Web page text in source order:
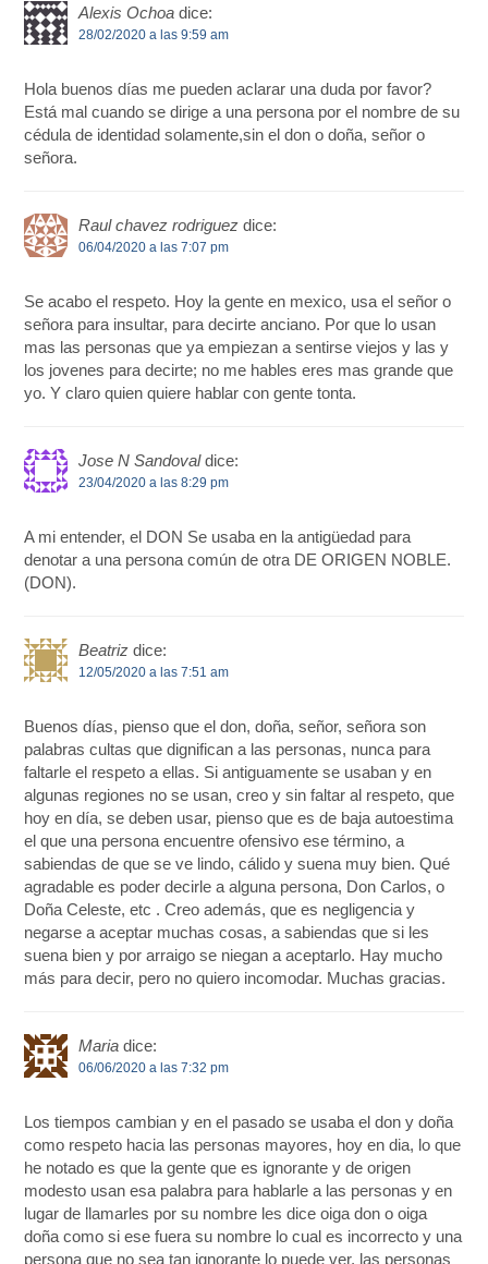
Alexis Ochoa dice:
28/02/2020 a las 9:59 am
Hola buenos días me pueden aclarar una duda por favor?
Está mal cuando se dirige a una persona por el nombre de su
cédula de identidad solamente,sin el don o doña, señor o
señora.
Raul chavez rodriguez dice:
06/04/2020 a las 7:07 pm
Se acabo el respeto. Hoy la gente en mexico, usa el señor o
señora para insultar, para decirte anciano. Por que lo usan
mas las personas que ya empiezan a sentirse viejos y las y
los jovenes para decirte; no me hables eres mas grande que
yo. Y claro quien quiere hablar con gente tonta.
Jose N Sandoval dice:
23/04/2020 a las 8:29 pm
A mi entender, el DON Se usaba en la antigüedad para
denotar a una persona común de otra DE ORIGEN NOBLE.
(DON).
Beatriz dice:
12/05/2020 a las 7:51 am
Buenos días, pienso que el don, doña, señor, señora son
palabras cultas que dignifican a las personas, nunca para
faltarle el respeto a ellas. Si antiguamente se usaban y en
algunas regiones no se usan, creo y sin faltar al respeto, que
hoy en día, se deben usar, pienso que es de baja autoestima
el que una persona encuentre ofensivo ese término, a
sabiendas de que se ve lindo, cálido y suena muy bien. Qué
agradable es poder decirle a alguna persona, Don Carlos, o
Doña Celeste, etc . Creo además, que es negligencia y
negarse a aceptar muchas cosas, a sabiendas que si les
suena bien y por arraigo se niegan a aceptarlo. Hay mucho
más para decir, pero no quiero incomodar. Muchas gracias.
Maria dice:
06/06/2020 a las 7:32 pm
Los tiempos cambian y en el pasado se usaba el don y doña
como respeto hacia las personas mayores, hoy en dia, lo que
he notado es que la gente que es ignorante y de origen
modesto usan esa palabra para hablarle a las personas y en
lugar de llamarles por su nombre les dice oiga don o oiga
doña como si ese fuera su nombre lo cual es incorrecto y una
persona que no sea tan ignorante lo puede ver, las personas